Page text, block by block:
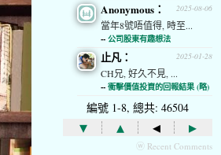
2025-08-06
Anonymous：
當年8號唔值得, 時至...
-- 公司股東有趣想法
2025-01-28
止凡：
CH兄, 好久不見, ...
-- 衝擊價值投資的回報結果 (略)
編號 1-8, 總共: 46504
▾ ▴ ◂ ▸
ⓦ Recent Comments